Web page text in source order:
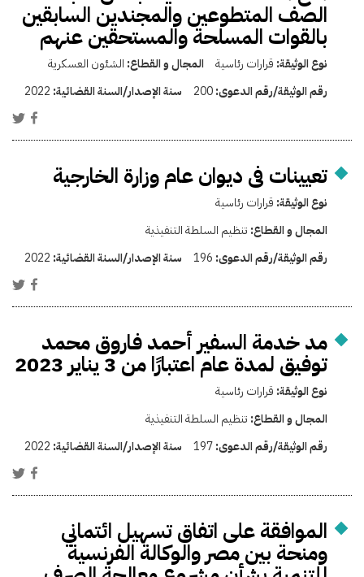
الصف المتطوعين والمجندين السابقين
بالقوات المسلحة والمستحقين عنهم
نوع الوثيقة: قرارات رئاسية المجال و القطاع: الشئون العسكرية
رقم الوثيقة/رقم الدعوى:200 سنة الإصدار/السنة القضائية: 2022
تعيينات فى ديوان عام وزارة الخارجية
نوع الوثيقة: قرارات رئاسية
المجال و القطاع: تنظيم السلطة التنفيذية
رقم الوثيقة/رقم الدعوى: 196 سنة الإصدار/السنة القضائية: 2022
مد خدمة السفير أحمد فاروق محمد
توفيق لمدة عام اعتبارًا من 3 يناير 2023
نوع الوثيقة: قرارات رئاسية
المجال و القطاع: تنظيم السلطة التنفيذية
رقم الوثيقة/رقم الدعوى:197 سنة الإصدار/السنة القضائية: 2022
الموافقة على اتفاق تسهيل ائتماني
ومنحة بين مصر والوكالة الفرنسية